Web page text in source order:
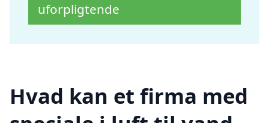
uforpligtende
Hvad kan et firma med